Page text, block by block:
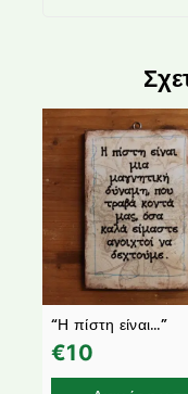
“Η πίστη είναι…”
€10